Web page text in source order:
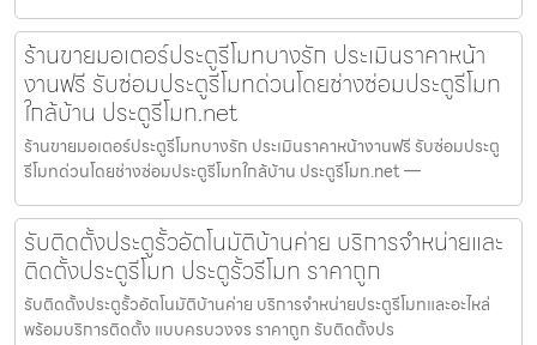
ร้านขายมอเตอร์ประตูรีโมทบางรัก ประเมินราคาหน้า
งานฟรี รับซ่อมประตูรีโมทด่วนโดยช่างซ่อมประตูรีโมท
ใกล้บ้าน ประตูรีโมท.net
ร้านขายมอเตอร์ประตูรีโมทบางรัก ประเมินราคาหน้างานฟรี รับซ่อมประตู
รีโมทด่วนโดยช่างซ่อมประตูรีโมทใกล้บ้าน ประตูรีโมท.net —
รับติดตั้งประตูรั้วอัตโนมัติบ้านค่าย บริการจำหน่ายและ
ติดตั้งประตูรีโมท ประตูรั้วรีโมท ราคาถูก
รับติดตั้งประตูรั้วอัตโนมัติบ้านค่าย บริการจำหน่ายประตูรีโมทและอะไหล่
พร้อมบริการติดตั้ง แบบครบวงจร ราคาถูก รับติดตั้งปร